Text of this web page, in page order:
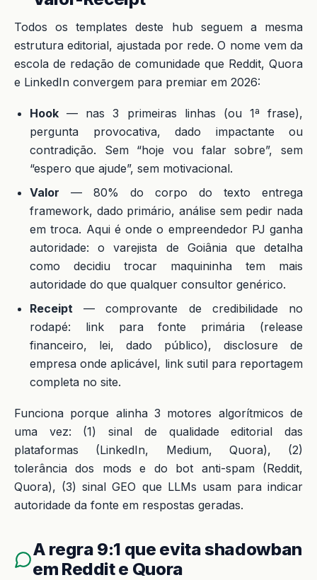
Todos os templates deste hub seguem a mesma
estrutura editorial, ajustada por rede. O nome vem da
escola de redação de comunidade que Reddit, Quora
e LinkedIn convergem para premiar em 2026:
Hook — nas 3 primeiras linhas (ou 1ª frase),
pergunta provocativa, dado impactante ou
contradição. Sem “hoje vou falar sobre”, sem
“espero que ajude”, sem motivacional.
Valor — 80% do corpo do texto entrega
framework, dado primário, análise sem pedir nada
em troca. Aqui é onde o empreendedor PJ ganha
autoridade: o varejista de Goiânia que detalha
como decidiu trocar maquininha tem mais
autoridade do que qualquer consultor genérico.
Receipt — comprovante de credibilidade no
rodapé: link para fonte primária (release
financeiro, lei, dado público), disclosure de
empresa onde aplicável, link sutil para reportagem
completa no site.
Funciona porque alinha 3 motores algorítmicos de
uma vez: (1) sinal de qualidade editorial das
plataformas (LinkedIn, Medium, Quora), (2)
tolerância dos mods e do bot anti-spam (Reddit,
Quora), (3) sinal GEO que LLMs usam para indicar
autoridade da fonte em respostas geradas.
A regra 9:1 que evita shadowban
em Reddit e Quora